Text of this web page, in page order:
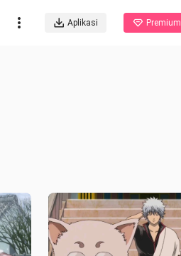
Aplikasi Premium